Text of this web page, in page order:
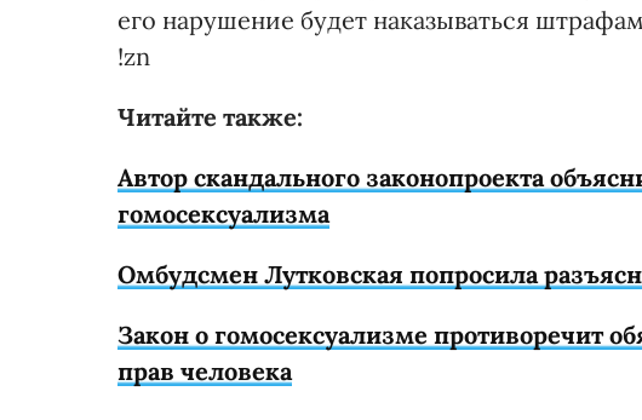
его нарушение будет наказываться
!zn
Читайте также:
Автор скандального законопроекта
гомосексуализма
Омбудсмен Лутковская попросила
Закон о гомосексуализме противоречит
прав человека